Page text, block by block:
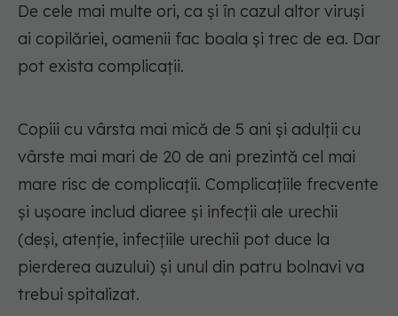
De cele mai multe ori, ca și în cazul altor viruși
ai copilăriei, oamenii fac boala și trec de ea. Dar
pot exista complicații.
Copiii cu vârsta mai mică de 5 ani și adulții cu
vârste mai mari de 20 de ani prezintă cel mai
mare risc de complicații. Complicațiile frecvente
și ușoare includ diaree și infecții ale urechii
(deși, atenție, infecțiile urechii pot duce la
pierderea auzului) și unul din patru bolnavi va
trebui spitalizat.